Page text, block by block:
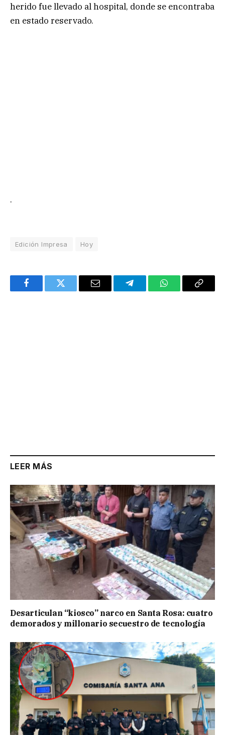
herido fue llevado al hospital, donde se encontraba
en estado reservado.
.
Edición Impresa Hoy
FacebookTwitter Email TelegramWhatsAppCopy
LEER MÁS
Desarticulan “kiosco” narco en Santa Rosa: cuatro
demorados y millonario secuestro de tecnología